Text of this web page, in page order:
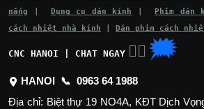
nắng
Dụng cụ dán kính Phim dán
cách nhiệt nhà kính
Dán phim cách
CNC HANOI | CHAT NGAY 👉🏽 🗯
HANOI 📞 0963 64 1988
Địa chỉ: Biệt thự 19 NO4A, KĐT Dịch